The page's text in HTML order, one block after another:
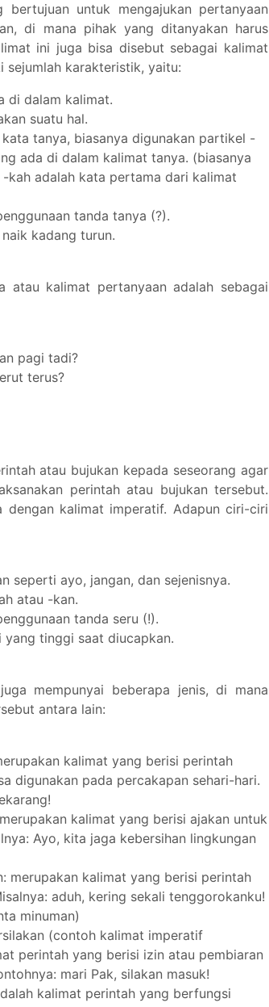
untuk mengajukan pertanyaan
di mana pihak yang ditanyakan harus
ini juga bisa disebut sebagai kalimat
sejumlah karakteristik, yaitu:
di dalam kalimat.
suatu hal.
tanya, biasanya digunakan partikel -
ada di dalam kalimat tanya. (biasanya
kah adalah kata pertama dari kalimat
tanda tanya (?).
kadang turun.
atau kalimat pertanyaan adalah sebagai
pagi tadi?
terus?
atau bujukan kepada seseorang agar
perintah atau bujukan tersebut.
dengan kalimat imperatif. Adapun ciri-ciri
seperti ayo, jangan, dan sejenisnya.
atau -kan.
tanda seru (!).
tinggi saat diucapkan.
mempunyai beberapa jenis, di mana
antara lain:
kalimat yang berisi perintah
digunakan pada percakapan sehari-hari.
kalimat yang berisi ajakan untuk
Ayo, kita jaga kebersihan lingkungan
merupakan kalimat yang berisi perintah
aduh, kering sekali tenggorokanku!
minuman)
(contoh kalimat imperatif
perintah yang berisi izin atau pembiaran
mari Pak, silakan masuk!
kalimat perintah yang berfungsi